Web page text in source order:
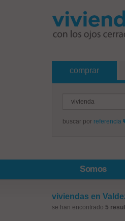
comprar
buscar por referencia
Somos
viviendas en
se han encontrado 5